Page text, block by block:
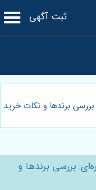
ثبت آگهی
برندها و نکات خرید
بررسی برندها و